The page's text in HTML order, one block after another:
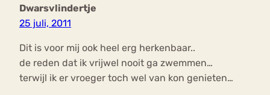
Dwarsvlindertje
25 juli, 2011
Dit is voor mij ook heel erg herkenbaar..
de reden dat ik vrijwel nooit ga zwemmen…
terwijl ik er vroeger toch wel van kon genieten…